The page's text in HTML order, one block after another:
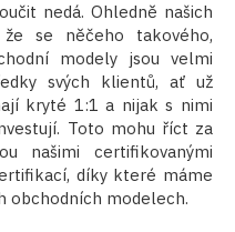
nedá. Ohledně našich
se něčeho takového,
modely jsou velmi
svých klientů, ať už
kryté 1:1 a nijak s nimi
Toto mohu říct za
našimi certifikovanými
díky které máme
obchodních modelech.